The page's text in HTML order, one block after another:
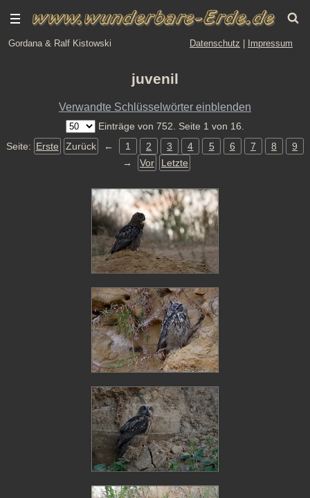
Gordana & Ralf Kistowski Datenschutz Impressum
juvenil
Verwandte Schlüsselwörter einblenden
Einträge von 752. Seite 1 von 16.
Seite: Erste Zurück ← 1 2 3 4 5 6 7 8
9
→
Vor Letzte